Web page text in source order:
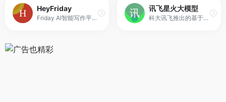
HeyFriday
Friday AI智能写作平台,一键生成高质量原创内容! Friday AI-国内顶尖算法模型,AI自动生成原创文章,60+丰富写作模板,十大写作场景全覆盖,支持改写,续写,扩写,搜索引擎优化,全场景媒体运营神器!
讯飞星火大模型
科大讯飞推出的基于星火认知大模型的AI对话产品。